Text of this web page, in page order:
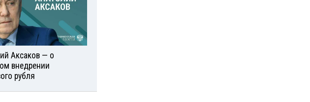
Аксаков — о
внедрении
рубля